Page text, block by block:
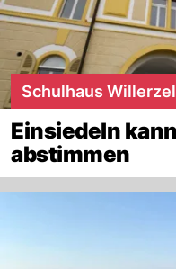
Schulhaus
Einsiedeln
abstimmen